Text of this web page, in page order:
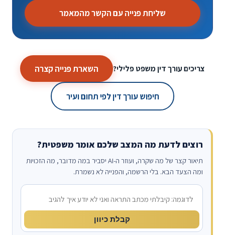
שליחת פנייה עם הקשר מהמאמר
צריכים עורך דין משפט פלילי? השארת פנייה קצרה
חיפוש עורך דין לפי תחום ועיר
רוצים לדעת מה המצב שלכם אומר משפטית?
תיאור קצר של מה שקרה, ועוזר ה-AI יסביר במה מדובר, מה הזכויות
ומה הצעד הבא. בלי הרשמה, והפנייה לא נשמרת.
מה קרה?
קבלת כיוון